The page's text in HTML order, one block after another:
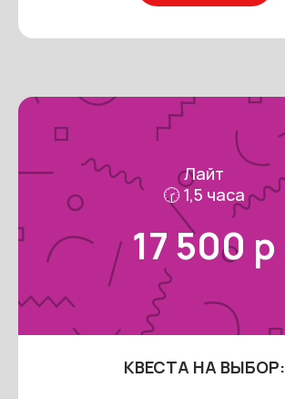
Лайт
🕝 1,5 часа
17 500 р
КВЕСТА НА ВЫБОР:
© 2026 Параллель Групп
Условия сотрудничества
ПАРАЛЛЕЛЬ ГРУПП